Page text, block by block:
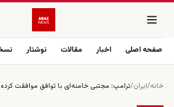
صفحه اصلی اخبار مقالات نوشتار
خانه/ایران/ترامپ: مجتبی خامنه‌ای با توافق موافقت